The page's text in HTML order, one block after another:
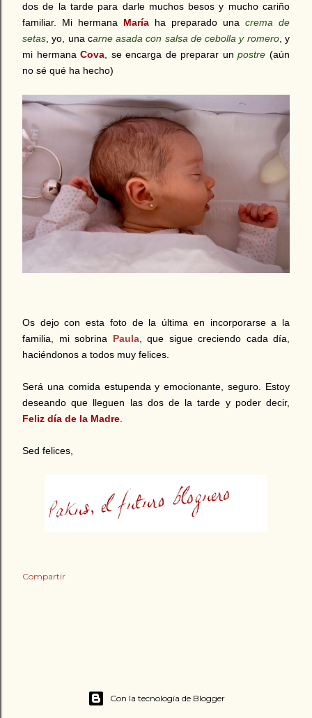
dos de la tarde para darle muchos besos y mucho cariño
familiar. Mi hermana María ha preparado una crema de
setas , yo, una carne asada con salsa de cebolla y romero, y
mi hermanaCova , se encarga de preparar unpostre(aún
no sé qué ha hecho)
Os dejo con esta foto de la última en incorporarse a la
familia, mi sobrina Paula, que sigue creciendo cada día,
haciéndonos a todos muy felices.
Será una comida estupenda y emocionante, seguro. Estoy
deseando que lleguen las dos de la tarde y poder decir,
Feliz día de la Madre.
Sed felices,
Compartir
Con la tecnología de Blogger